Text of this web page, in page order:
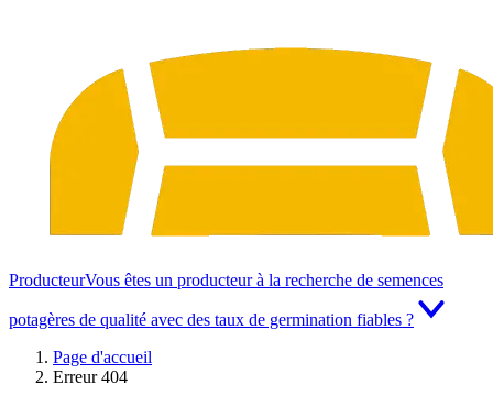
ProducteurVous êtes un producteur à la recherche de semences
potagères de qualité avec des taux de germination fiables ?
Page d'accueil
Erreur 404